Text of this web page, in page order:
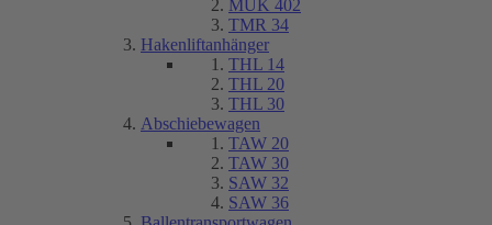
MUK 402
TMR 34
Hakenliftanhänger
THL 14
THL 20
THL 30
Abschiebewagen
TAW 20
TAW 30
SAW 32
SAW 36